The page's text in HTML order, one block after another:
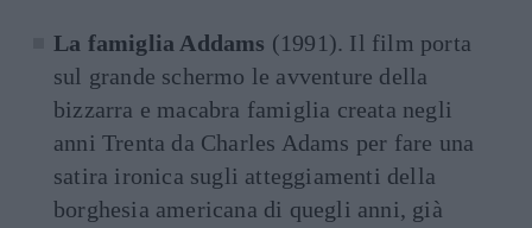
La famiglia Addams (1991). Il film porta
sul grande schermo le avventure della
bizzarra e macabra famiglia creata negli
anni Trenta da Charles Adams per fare una
satira ironica sugli atteggiamenti della
borghesia americana di quegli anni, già